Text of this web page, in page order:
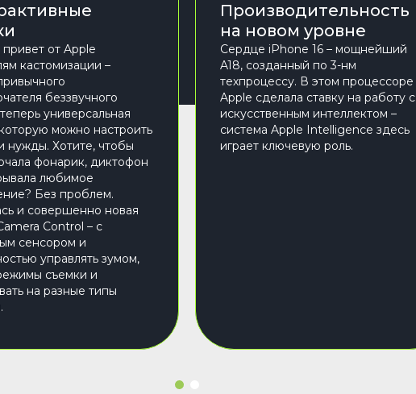
привет от Apple
кастомизации –
беззвучного
универсальная
можно настроить
нужды. Хотите, чтобы
фонарик, диктофон
любимое
Без проблем.
и совершенно новая
Control – с
сенсором и
управлять зумом,
съемки и
на разные типы
Производительность
на новом уровне
Сердце iPhone 16 – мощнейший
A18, созданный по 3-нм
техпроцессу. В этом процессоре
Apple сделала ставку на работу с
искусственным интеллектом –
система Apple Intelligence здесь
играет ключевую роль.